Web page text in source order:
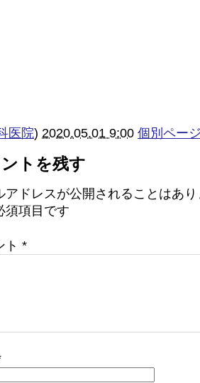
医院) 2020.05.01 9:00 個別ペー
トを残す
アドレスが公開されることはあ
須項目です
ト *